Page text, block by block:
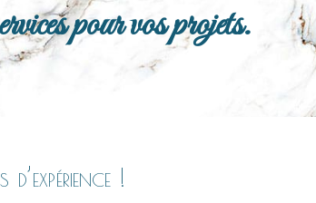
pour vos projets.
!